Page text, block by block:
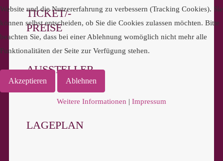
TICKET/-
PREISE
AUSSTELLER
LAGEPLAN
Website und die Nutzererfahrung zu verbessern (Tracking Cookies). Sie
können selbst entscheiden, ob Sie die Cookies zulassen möchten. Bitte
beachten Sie, dass bei einer Ablehnung womöglich nicht mehr alle
Funktionalitäten der Seite zur Verfügung stehen.
Akzeptieren Ablehnen
Weitere Informationen | Impressum